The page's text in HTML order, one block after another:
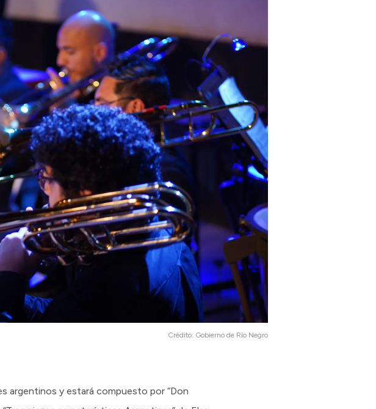
Crédito: Gobierno de Río Negro
argentinos y estará compuesto por “Don